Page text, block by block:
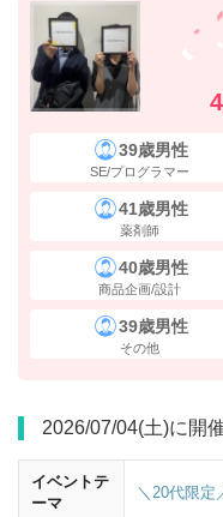
39歳男性
SE/プログラマー
41歳男性
薬剤師
40歳男性
商品企画/設計
39歳男性
その他
2026/07/04(土)に開
イベントテ
ーマ
＼20代限定